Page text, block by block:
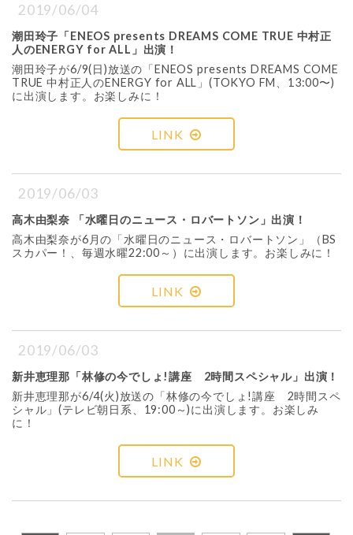
2019/06/04
潮田玲子「ENEOS presents DREAMS COME TRUE 中村正
人のENERGY for ALL」出演！
潮田玲子が6/9(日)放送の「ENEOS presents DREAMS COME
TRUE 中村正人のENERGY for ALL」(TOKYO FM、13:00〜)
に出演します。お楽しみに！
LINK
2019/06/03
高木由梨奈 「水曜日のニュース・ロバートソン」出演！
高木由梨奈が6月の「水曜日のニュース・ロバートソン」（BS
スカパー！、毎週水曜22:00～）に出演します。お楽しみに！
LINK
2019/06/03
新井恵理那「林修の今でしょ!講座 2時間スペシャル」出演！
新井恵理那が6/4(火)放送の「林修の今でしょ!講座 2時間スペ
シャル」(テレビ朝日系、19:00～)に出演します。お楽しみ
に！
LINK